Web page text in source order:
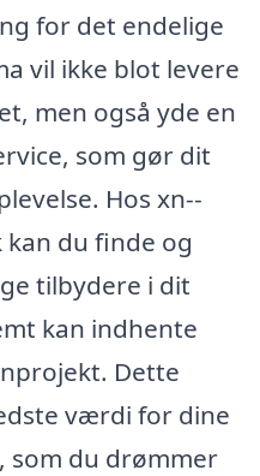
for det endelige
vil ikke blot levere
men også yde en
som gør dit
Hos xn--
du finde og
tilbydere i dit
kan indhente
Dette
værdi for dine
som du drømmer